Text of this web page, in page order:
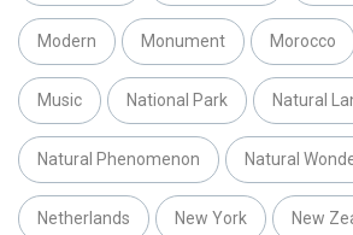
Modern Monument Morocco
Music National Park Natural
Natural Phenomenon Natural
Netherlands New York New